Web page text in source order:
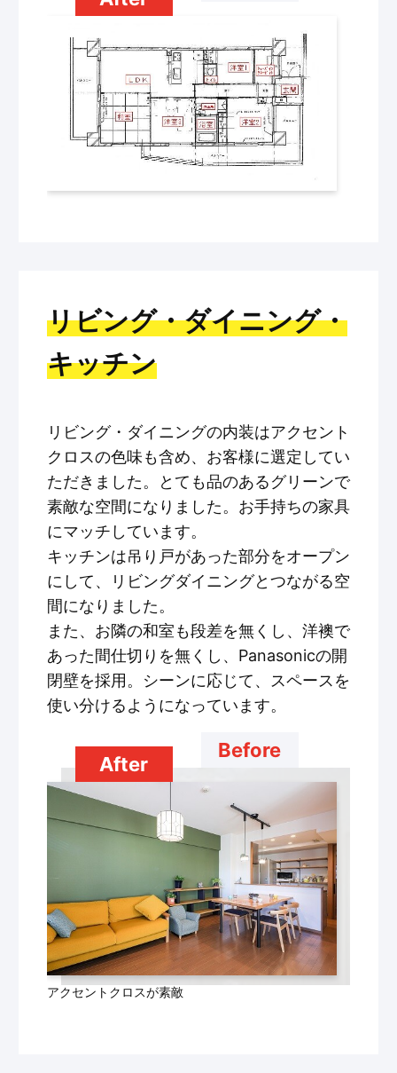
リビング・ダイニング・
キッチン
リビング・ダイニングの内装はアクセント
クロスの色味も含め、お客様に選定してい
ただきました。とても品のあるグリーンで
素敵な空間になりました。お手持ちの家具
にマッチしています。
キッチンは吊り戸があった部分をオープン
にして、リビングダイニングとつながる空
間になりました。
また、お隣の和室も段差を無くし、洋襖で
あった間仕切りを無くし、Panasonicの開
閉壁を採用。シーンに応じて、スペースを
使い分けるようになっています。
Before
アクセントクロスが素敵
After